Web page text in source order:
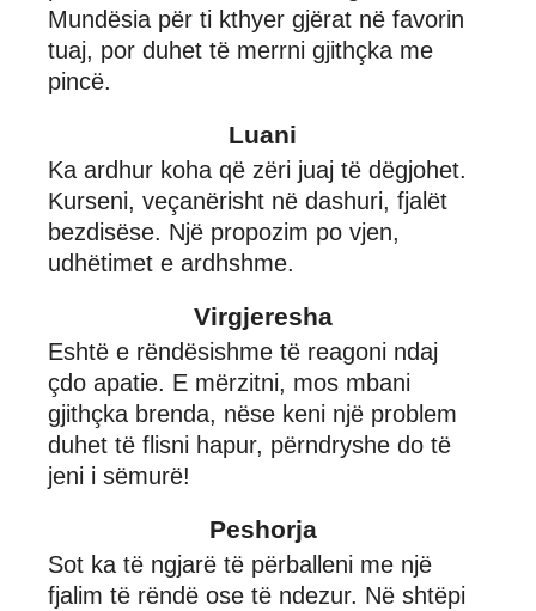
Mundësia për ti kthyer gjërat në favorin
tuaj, por duhet të merrni gjithçka me
pincë.
Luani
Ka ardhur koha që zëri juaj të dëgjohet.
Kurseni, veçanërisht në dashuri, fjalët
bezdisëse. Një propozim po vjen,
udhëtimet e ardhshme.
Virgjeresha
Eshtë e rëndësishme të reagoni ndaj
çdo apatie. E mërzitni, mos mbani
gjithçka brenda, nëse keni një problem
duhet të flisni hapur, përndryshe do të
jeni i sëmurë!
Peshorja
Sot ka të ngjarë të përballeni me një
fjalim të rëndë ose të ndezur. Në shtëpi